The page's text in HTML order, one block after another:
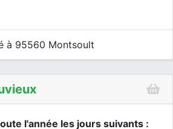
à 95560 Montsoult
l'année les jours suivants :